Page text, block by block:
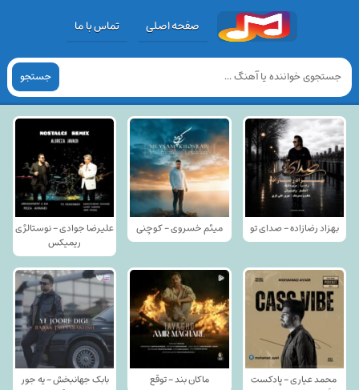
صفحه اصلی تماس با ما
جستجو
بهزاد رضازاده - صدای تو میثم خسروی - کوچنی
علیرضا جوادی - نوستالژی
ریمیکس
محمد عیاری - پادکست
ماکان بند - توقع
بابک جهانبخش - یه جور